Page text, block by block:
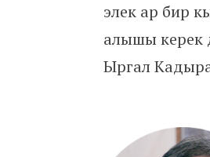
элек ар бир
алышы керек
Ыргал